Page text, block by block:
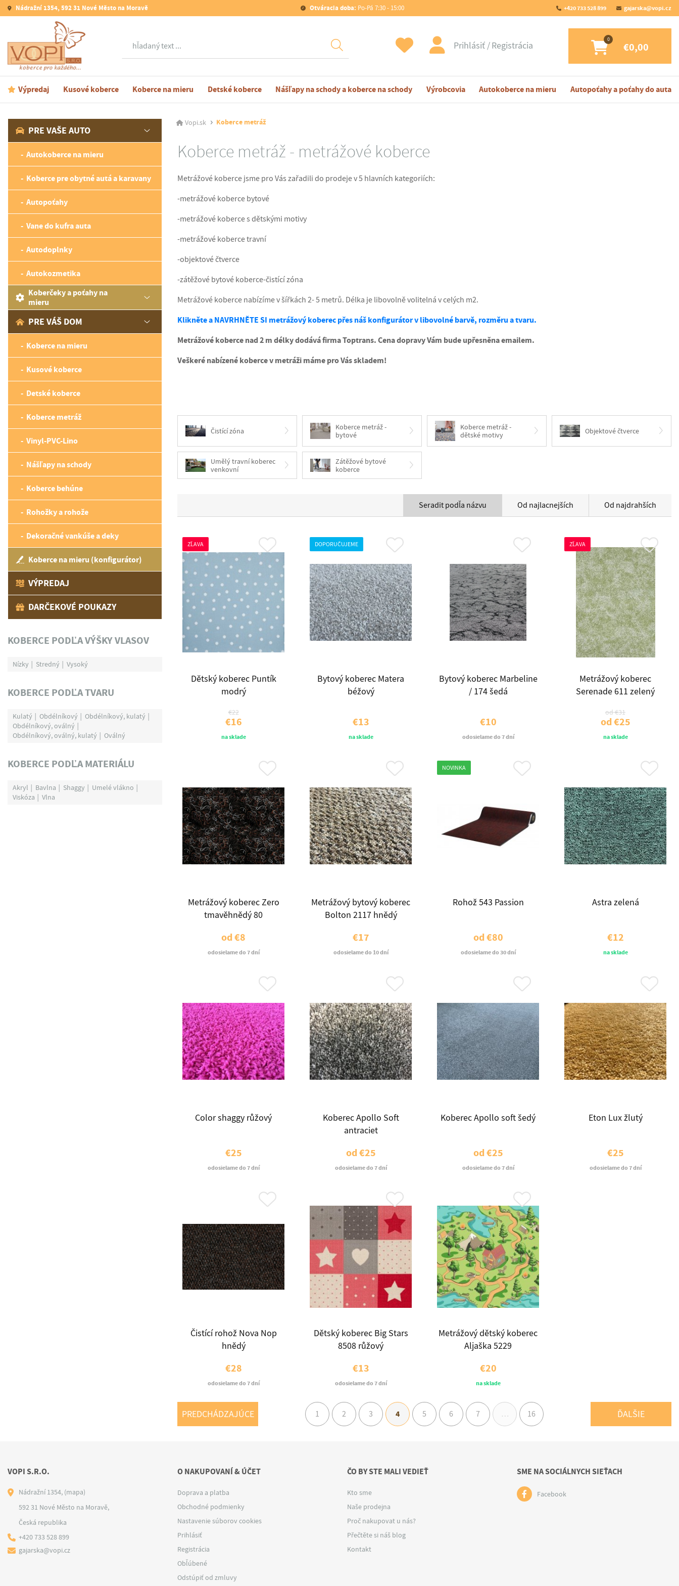
Nádražní 1354, 592 31 Nové Město na Moravě Otváracia doba: Po-Pá 7:30 - 15:00 +420 733 528 899 gajarska@vopi.cz
Hľadať
Prihlásiť Registrácia €0,00
Výpredaj Kusové koberce Koberce na mieru Detské koberce Nášľapy na schody a koberce na schody Výrobcovia Autokoberce na mieru Autopoťahy a poťahy do auta
PRE VAŠE AUTO
Autokoberce na mieru
Koberce pre obytné autá a karavany
Autopoťahy
Vane do kufra auta
Autodoplnky
Autokozmetika
Koberčeky a poťahy na
mieru
PRE VÁŠ DOM
Koberce na mieru
Kusové koberce
Detské koberce
Koberce metráž
Vinyl-PVC-Lino
Nášľapy na schody
Koberce behúne
Rohožky a rohože
Dekoračné vankúše a deky
Koberce na mieru (konfigurátor)
VÝPREDAJ
DARČEKOVÉ POUKAZY
KOBERCE PODĽA VÝŠKY VLASOV
Nízky Stredný Vysoký
KOBERCE PODĽA TVARU
Kulatý Obdélníkový
Obdélníkový, kulatý
Obdélníkový, oválný
Obdélníkový, oválný, kulatý
Oválný
KOBERCE PODĽA MATERIÁLU
Akryl Bavlna Shaggy
Umelé vlákno
Viskóza
Vlna
Vopi.sk Koberce metráž
Koberce metráž - metrážové koberce
Metrážové koberce jsme pro Vás zařadili do prodeje v 5 hlavních kategoriích:
-metrážové koberce bytové
-metrážové koberce s dětskými motivy
-metrážové koberce travní
-objektové čtverce
-zátěžové bytové koberce-čistící zóna
Metrážové koberce nabízíme v šířkách 2- 5 metrů. Délka je libovolně volitelná v celých m2.
Klikněte a NAVRHNĚTE SI metrážový koberec přes náš konfigurátor v libovolné barvě, rozměru a tvaru.
Metrážové koberce nad 2 m délky dodává firma Toptrans. Cena dopravy Vám bude upřesněna emailem.
Veškeré nabízené koberce v metráži máme pro Vás skladem!
Čistící zóna
Koberce metráž -
bytové
Koberce metráž -
dětské motivy
Objektové čtverce
Umělý travní koberec
venkovní
Zátěžové bytové
koberce
Seradit podľa názvu Od najlacnejších Od najdrahších
ZĽAVA
Dětský koberec Puntík
modrý
€22
€16
na sklade
DOPORUČUJEME
Bytový koberec Matera
béžový
€13
na sklade
Bytový koberec Marbeline
/ 174 šedá
€10
odosielame do 7 dní
ZĽAVA
Metrážový koberec
Serenade 611 zelený
od€31
od€25
na sklade
Metrážový koberec Zero
tmavěhnědý 80
od€8
odosielame do 7 dní
Metrážový bytový koberec
Bolton 2117 hnědý
€17
odosielame do 10 dní
NOVINKA
Rohož 543 Passion
od€80
odosielame do 30 dní
Astra zelená
€12
na sklade
Color shaggy růžový
€25
odosielame do 7 dní
Koberec Apollo Soft
antraciet
od€25
odosielame do 7 dní
Koberec Apollo soft šedý
od€25
odosielame do 7 dní
Eton Lux žlutý
€25
odosielame do 7 dní
Čistící rohož Nova Nop
hnědý
€28
odosielame do 7 dní
Dětský koberec Big Stars
8508 růžový
€13
odosielame do 7 dní
Metrážový dětský koberec
Aljaška 5229
€20
na sklade
PREDCHÁDZAJÚCE 1 2 3 4 5 6 7 … 16 ĎALŠIE
VOPI S.R.O.
Nádražní 1354, (mapa)
592 31 Nové Město na Moravě,
Česká republika
+420 733 528 899
gajarska@vopi.cz
O NAKUPOVANÍ & ÚČET
Doprava a platba
Obchodné podmienky
Nastavenie súborov cookies
Prihlásiť
Registrácia
Obľúbené
Odstúpiť od zmluvy
ČO BY STE MALI VEDIEŤ
Kto sme
Naše prodejna
Proč nakupovat u nás?
Přečtěte si náš blog
Kontakt
SME NA SOCIÁLNYCH SIEŤACH
Facebook